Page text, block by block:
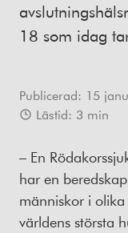
18 som idag
Publicerad: 15
Lästid: 3 min
– En
har en
människor i
världens största